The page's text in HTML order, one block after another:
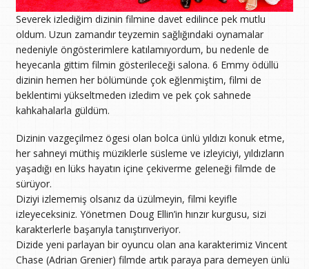
Severek izlediğim dizinin filmine davet edilince pek mutlu
oldum. Uzun zamandır teyzemin sağlığındaki oynamalar
nedeniyle öngösterimlere katılamıyordum, bu nedenle de
heyecanla gittim filmin gösterileceği salona. 6 Emmy ödüllü
dizinin hemen her bölümünde çok eğlenmiştim, filmi de
beklentimi yükseltmeden izledim ve pek çok sahnede
kahkahalarla güldüm.
Dizinin vazgeçilmez ögesi olan bolca ünlü yıldızı konuk etme,
her sahneyi müthiş müziklerle süsleme ve izleyiciyi, yıldızların
yaşadığı en lüks hayatın içine çekiverme geleneği filmde de
sürüyor.
Diziyi izlememiş olsanız da üzülmeyin, filmi keyifle
izleyeceksiniz. Yönetmen Doug Ellin’in hınzır kurgusu, sizi
karakterlerle başarıyla tanıştırıveriyor.
Dizide yeni parlayan bir oyuncu olan ana karakterimiz Vincent
Chase (Adrian Grenier) filmde artık paraya para demeyen ünlü